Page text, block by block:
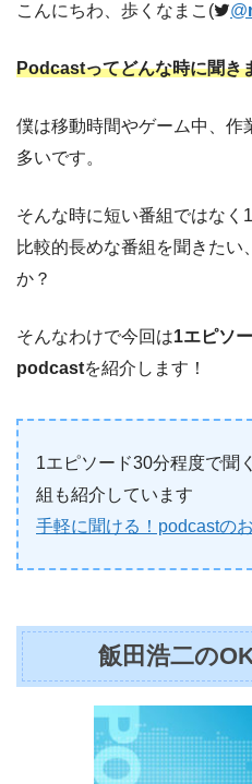
こんにちわ、歩くなまこ( @
Podcastってどんな時に聞き
僕は移動時間やゲーム中、作
多いです。
そんな時に短い番組ではなく
比較的長めな番組を聞きたい
か？
そんなわけで今回は1エピソ
podcastを紹介します！
1エピソード30分程度で聞
組も紹介しています
手軽に聞ける！podcastの
飯田浩二の